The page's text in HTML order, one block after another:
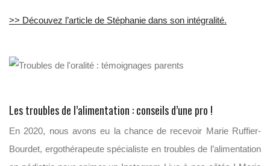
>> Découvez l’article de Stéphanie dans son intégralité.
Les troubles de l’alimentation : conseils d’une pro !
En 2020, nous avons eu la chance de recevoir Marie Ruffier-
Bourdet, ergothérapeute spécialiste en troubles de l’alimentation